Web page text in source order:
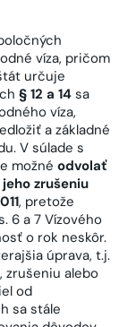
víza, pričom
určuje
§ 12 a 14 sa
víza,
a základné
V súlade s
možné odvolať
zrušeniu
, pretože
6 a 7 Vízového
o rok neskôr.
úprava, t.j.
zrušeniu alebo
od
sa stále